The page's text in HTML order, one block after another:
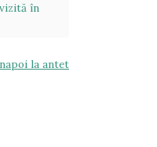
în
la antet